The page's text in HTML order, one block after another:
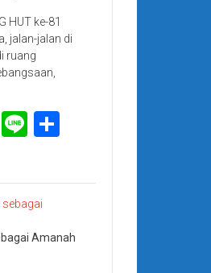
HUT ke-81
jalan-jalan di
ruang
WhatsApp
Line
Amanah